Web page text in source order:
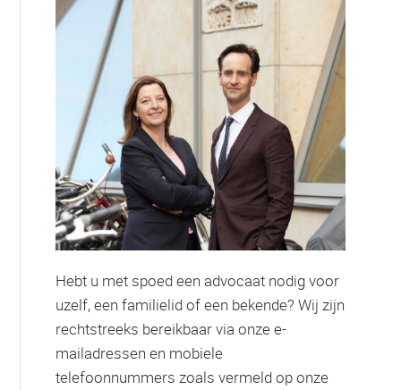
Hebt u met spoed een advocaat nodig voor
uzelf, een familielid of een bekende? Wij zijn
rechtstreeks bereikbaar via onze e-
mailadressen en mobiele
telefoonnummers zoals vermeld op onze